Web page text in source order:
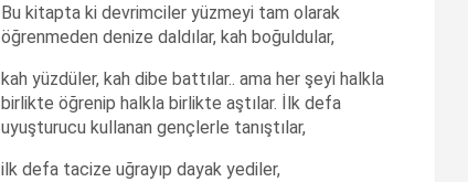
Bu kitapta ki devrimciler yüzmeyi tam olarak
öğrenmeden denize daldılar, kah boğuldular,
kah yüzdüler, kah dibe battılar.. ama her şeyi halkla
birlikte öğrenip halkla birlikte aştılar. İlk defa
uyuşturucu kullanan gençlerle tanıştılar,
ilk defa tacize uğrayıp dayak yediler,